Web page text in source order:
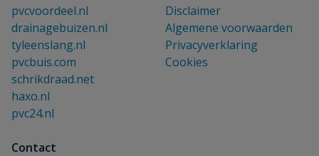
pvcvoordeel.nl
drainagebuizen.nl
tyleenslang.nl
pvcbuis.com
schrikdraad.net
haxo.nl
pvc24.nl
Disclaimer
Algemene voorwaarden
Privacyverklaring
Cookies
Contact